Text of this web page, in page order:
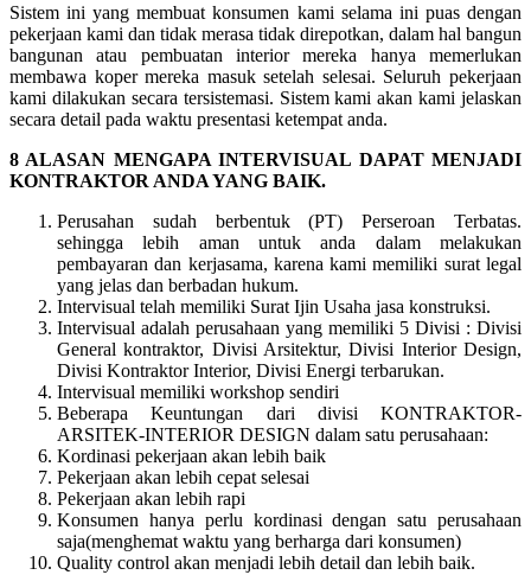
Sistem ini yang membuat konsumen kami selama ini puas dengan
pekerjaan kami dan tidak merasa tidak direpotkan, dalam hal bangun
bangunan atau pembuatan interior mereka hanya memerlukan
membawa koper mereka masuk setelah selesai. Seluruh pekerjaan
kami dilakukan secara tersistemasi. Sistem kami akan kami jelaskan
secara detail pada waktu presentasi ketempat anda.
8 ALASAN MENGAPA INTERVISUAL DAPAT MENJADI
KONTRAKTOR ANDA YANG BAIK.
Perusahan sudah berbentuk (PT) Perseroan Terbatas.
sehingga lebih aman untuk anda dalam melakukan
pembayaran dan kerjasama, karena kami memiliki surat legal
yang jelas dan berbadan hukum.
Intervisual telah memiliki Surat Ijin Usaha jasa konstruksi.
Intervisual adalah perusahaan yang memiliki 5 Divisi : Divisi
General kontraktor, Divisi Arsitektur, Divisi Interior Design,
Divisi Kontraktor Interior, Divisi Energi terbarukan.
Intervisual memiliki workshop sendiri
Beberapa Keuntungan dari divisi KONTRAKTOR-
ARSITEK-INTERIOR DESIGN dalam satu perusahaan:
Kordinasi pekerjaan akan lebih baik
Pekerjaan akan lebih cepat selesai
Pekerjaan akan lebih rapi
Konsumen hanya perlu kordinasi dengan satu perusahaan
saja(menghemat waktu yang berharga dari konsumen)
Quality control akan menjadi lebih detail dan lebih baik.